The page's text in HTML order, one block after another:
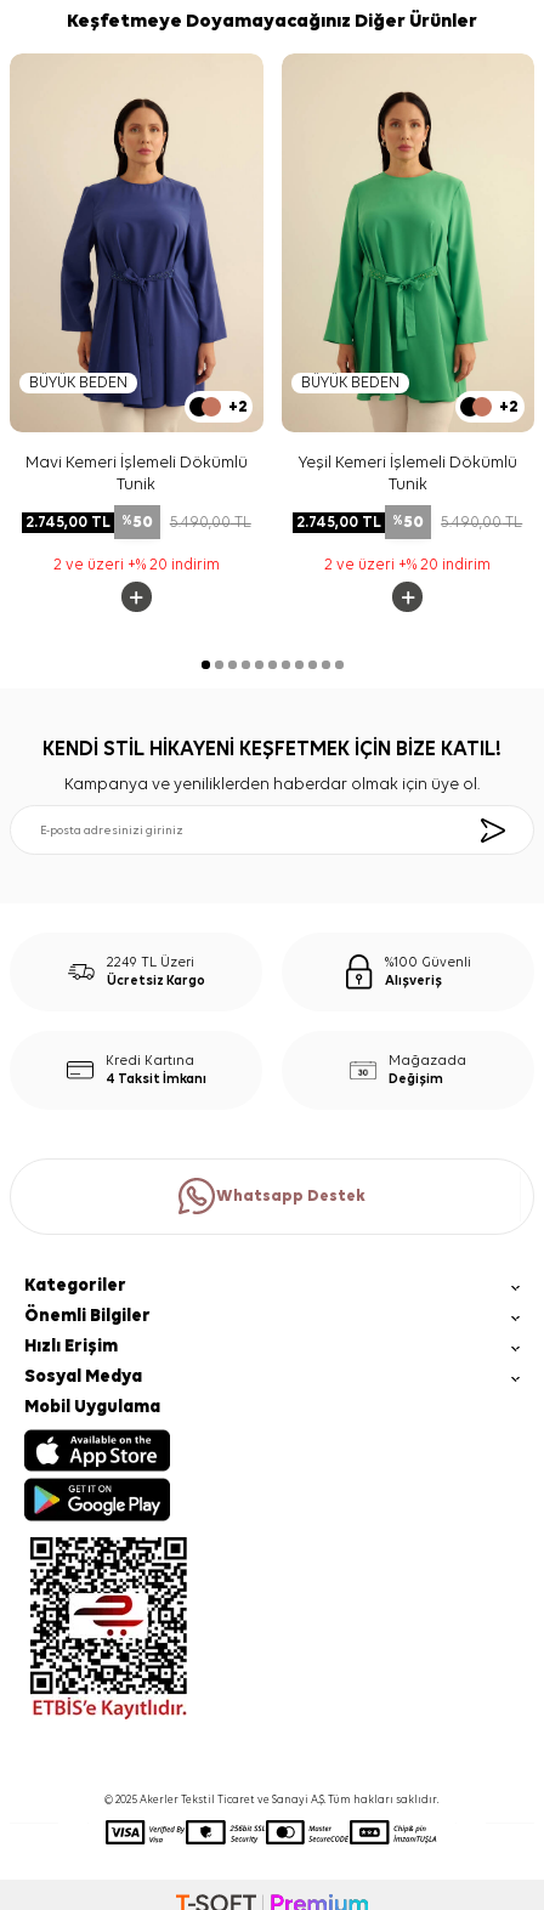
Keşfetmeye Doyamayacağınız Diğer Ürünler
BÜYÜK BEDEN
+2
Mavi Kemeri İşlemeli Dökümlü
Tunik
2.745,00TL %50 5.490,00TL
2 ve üzeri +% 20 indirim
BÜYÜK BEDEN
+2
Yeşil Kemeri İşlemeli Dökümlü
Tunik
2.745,00 TL %50 5.490,00TL
2 ve üzeri +% 20 indirim
KENDİ STİL HİKAYENİ KEŞFETMEK İÇİN BİZE KATIL!
Kampanya ve yeniliklerden haberdar olmak için üye ol.
2249 TL Üzeri
Ücretsiz Kargo
%100 Güvenli
Alışveriş
Kredi Kartına
4 Taksit İmkanı
Mağazada
Değişim
Whatsapp Destek
Kategoriler
Önemli Bilgiler
Hızlı Erişim
Sosyal Medya
Mobil Uygulama
© 2025 Akerler Tekstil Ticaret ve Sanayi A.Ş. Tüm hakları saklıdır.